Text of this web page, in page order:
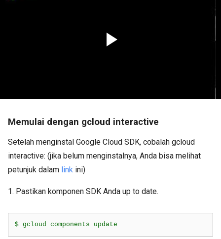
Memulai dengan gcloud interactive
Setelah menginstal Google Cloud SDK, cobalah gcloud
interactive: (jika belum menginstalnya, Anda bisa melihat
petunjuk dalam link ini)
1. Pastikan komponen SDK Anda up to date.
$ gcloud components update